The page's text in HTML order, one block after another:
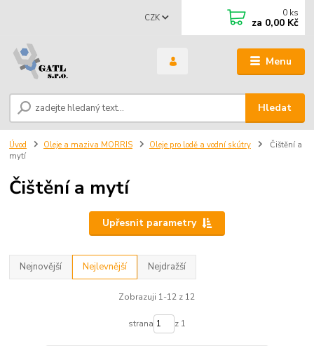
Menu
CZK
Hledat
0 ks
za 0,00 Kč
Úvod Oleje a maziva MORRIS Oleje pro lodě a vodní skútry
Čištění a
mytí
Čištění a mytí
Upřesnit parametry
Nejnovější Nejlevnější Nejdražší
Zobrazuji 1-12 z 12
strana z 1